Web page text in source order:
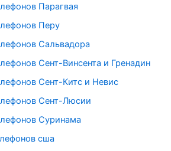
Парагвая
Перу
Сальвадора
Сент-Винсента и Гренадин
Сент-Китс и Невис
Сент-Люсии
Суринама
сша